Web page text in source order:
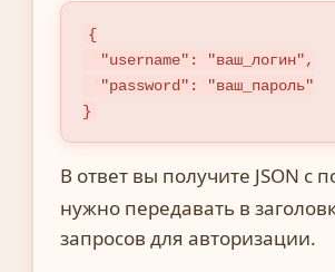
{
}
В ответ вы получите JSON с
нужно передавать в
запросов для авторизации.